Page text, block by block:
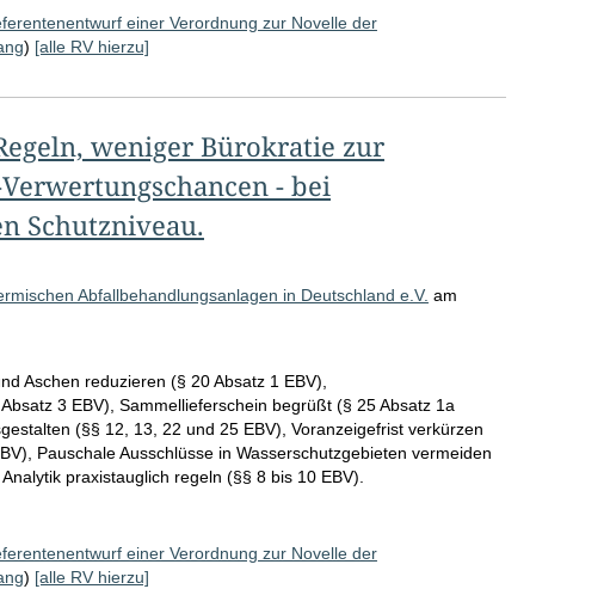
i
e
einer Verordnung zur Novelle der
) [alle RV hierzu]
weniger Bürokratie zur
- bei
Schutzniveau.
Abfallbehandlungsanlagen in Deutschland e.V. am
Aschen reduzieren (§ 20 Absatz 1 EBV),
3 EBV), Sammellieferschein begrüßt (§ 25 Absatz 1a
(§§ 12, 13, 22 und 25 EBV), Voranzeigefrist verkürzen
Pauschale Ausschlüsse in Wasserschutzgebieten vermeiden
praxistauglich regeln (§§ 8 bis 10 EBV).
einer Verordnung zur Novelle der
) [alle RV hierzu]